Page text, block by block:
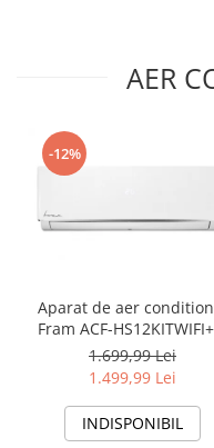
AER
-12%
Aparat de aer
Fram ACF-
12000 BTU, Wifi, Kit
instalare inclus, Functie
Sleep, Clasa A++
1.699,99 Lei
1.499,99 Lei
INDISPONIBIL